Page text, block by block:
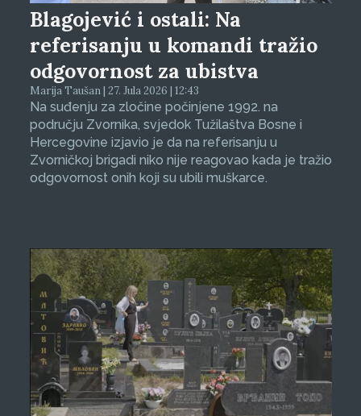
Blagojević i ostali: Na
referisanju u komandi tražio
odgovornost za ubistva
Marija Taušan | 27. Jula 2026 | 12:43
Na suđenju za zločine počinjene 1992. na
području Zvornika, svjedok Tužilaštva Bosne i
Hercegovine izjavio je da na referisanju u
Zvorničkoj brigadi niko nije reagovao kada je tražio
odgovornost onih koji su ubili muškarce.